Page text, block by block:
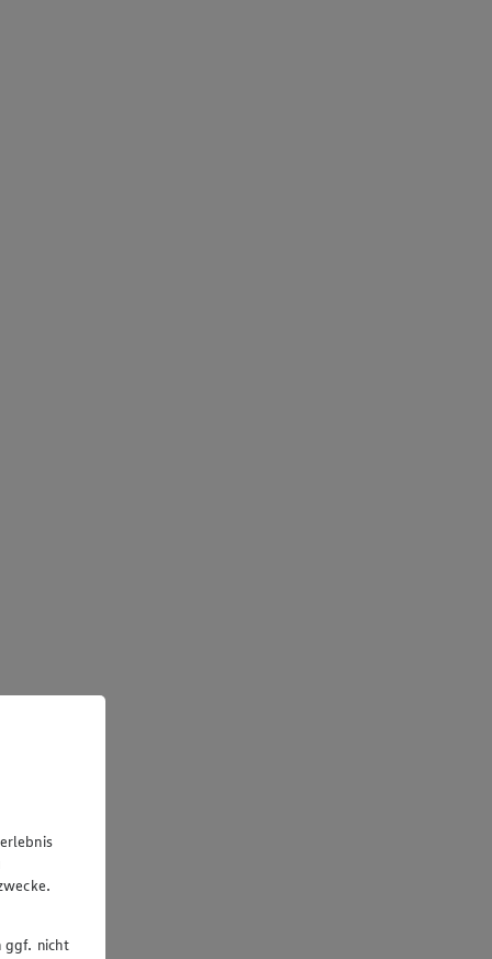
ggf. nicht